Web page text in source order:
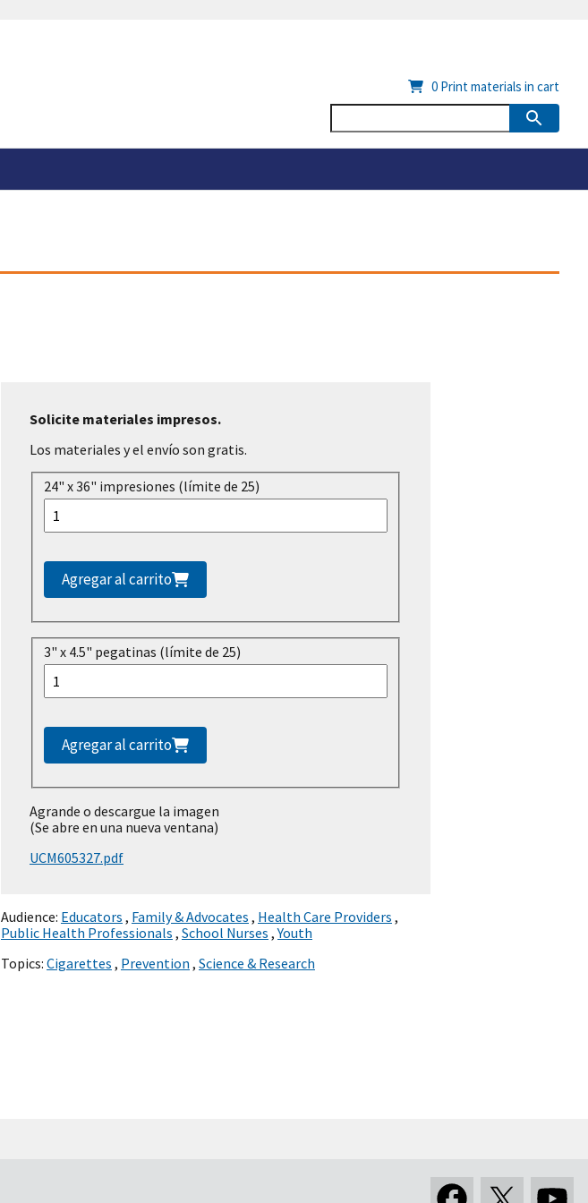
0 Print materials in cart
Solicite materiales impresos.
Los materiales y el envío son gratis.
24" x 36" impresiones (límite de 25)
Agregar al carrito
3" x 4.5" pegatinas (límite de 25)
Agregar al carrito
Agrande o descargue la imagen
(Se abre en una nueva ventana)
UCM605327.pdf
Audience: Educators , Family & Advocates , Health Care Providers ,
Public Health Professionals , School Nurses ,Youth
Topics: Cigarettes , Prevention , Science & Research